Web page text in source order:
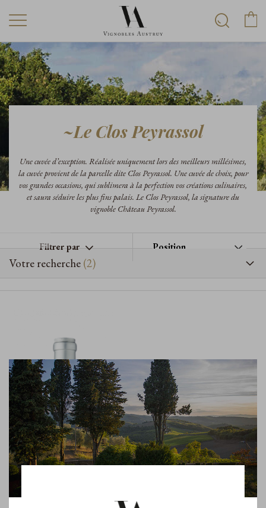
~Le Clos Peyrassol
Une cuvée d’exception. Réalisée uniquement lors des meilleurs millésimes,
la cuvée provient de la parcelle dite Clos Peyrassol. Une cuvée de choix, pour
vos grandes occasions, qui sublimera à la perfection vos créations culinaires,
et saura séduire les plus fins palais. Le Clos Peyrassol, la signature du
vignoble Château Peyrassol.
Filtrer par
Votre recherche